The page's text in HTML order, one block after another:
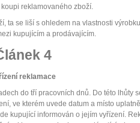
reklamovaného zboží.
ta se liší s ohledem na vlastnosti
kupujícím a prodávajícím.
4
reklamace
do tří pracovních dnů. Do této lhůty
ve kterém uvede datum a místo
kupující informován o jejím vyřízení.